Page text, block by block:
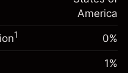
effet de levier
de levier
%
(-$0.03)
de levier
America
1 0%
1%